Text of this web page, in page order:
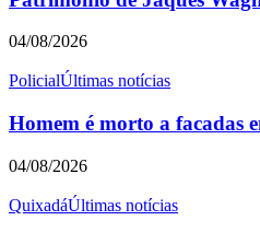
04/08/2026
PolicialÚltimas notícias
Homem é morto a facadas
04/08/2026
QuixadáÚltimas notícias